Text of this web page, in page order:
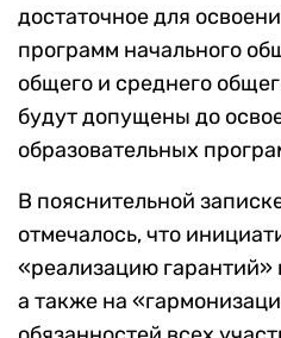
достаточное для
программ начального
общего и среднего
будут допущены до
образовательных
В пояснительной
отмечалось, что
«реализацию гарантий»
а также на